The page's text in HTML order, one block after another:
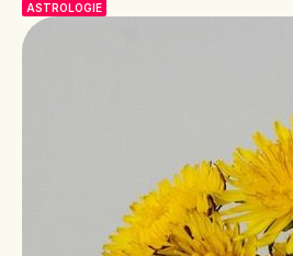
ASTROLOGIE